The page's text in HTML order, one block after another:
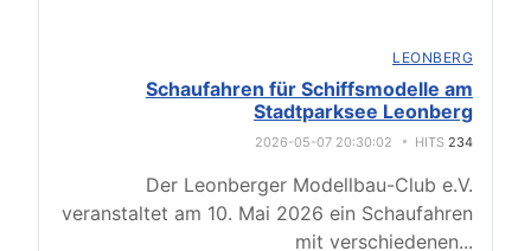
LEONBERG
Schaufahren für Schiffsmodelle am
Stadtparksee Leonberg
2026-05-07 20:30:02 HITS 234
Der Leonberger Modellbau-Club e.V.
veranstaltet am 10. Mai 2026 ein Schaufahren
mit verschiedenen...